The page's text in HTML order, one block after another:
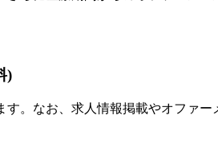
)
。なお、求人情報掲載やオファー